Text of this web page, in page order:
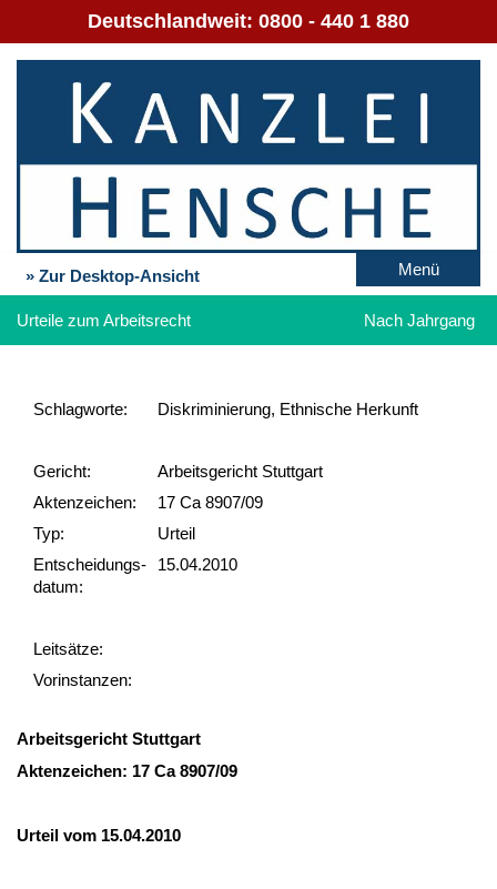
Deutschlandweit: 0800 - 440 1 880
» Zur Desktop-Ansicht Menü
Urteile zum Arbeitsrecht Nach Jahrgang
Schlag­worte: Diskriminierung, Ethnische Herkunft
Gericht:
Arbeitsgericht Stuttgart
Akten­zeichen:
17 Ca 8907/09
Typ:
Urteil
Ent­scheid­ungs­
datum:
15.04.2010
Leit­sätze:
Vor­ins­tan­zen:
Ar­beits­ge­richt Stutt­gart
Ak­ten­zei­chen: 17 Ca 8907/09
Ur­teil vom 15.04.2010